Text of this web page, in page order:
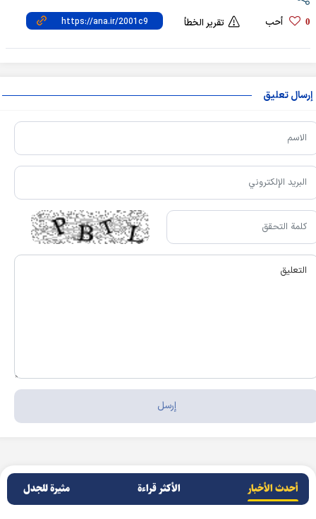
0 أحب تقرير الخطأ
إرسال تعليق
أحدث الأخبار الأکثر قراءة مثيرة للجدل